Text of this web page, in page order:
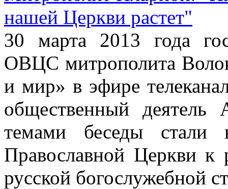
нашей Церкви растет"
30 марта 2013 года
ОВЦС митрополита
и мир» в эфире
общественный
темами беседы стали
Православной Церкви к
русской богослужебной